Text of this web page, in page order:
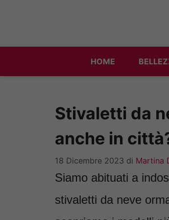
HOME
Stivaletti da
anche in
18 Dicembre 2023 di Martina
Siamo abituati a
stivaletti da neve